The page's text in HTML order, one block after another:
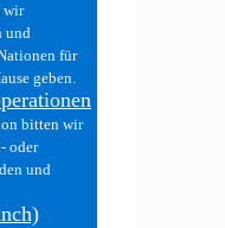
wir
und
für
geben.
bitten wir
oder
und